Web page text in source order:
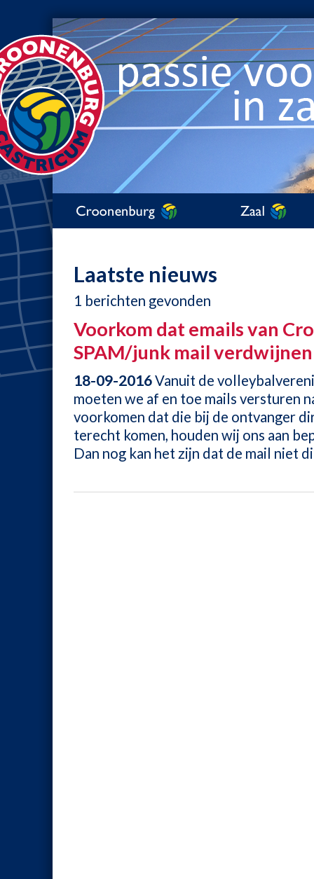
Laatste nieuws
1 berichten gevonden
Voorkom dat emails van
SPAM/junk mail verdwijnen
18-09-2016Vanuit de
moeten we af en toe mails versturen
voorkomen dat die bij de ontvanger
terecht komen, houden wij ons aan
Dan nog kan het zijn dat de mail niet